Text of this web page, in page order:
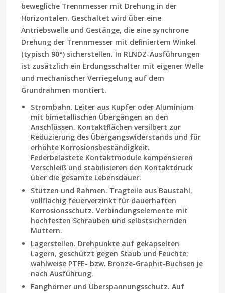
bewegliche Trennmesser mit Drehung in der
Horizontalen. Geschaltet wird über eine
Antriebswelle und Gestänge, die eine synchrone
Drehung der Trennmesser mit definiertem Winkel
(typisch 90°) sicherstellen. In RLNDZ-Ausführungen
ist zusätzlich ein Erdungsschalter mit eigener Welle
und mechanischer Verriegelung auf dem
Grundrahmen montiert.
Strombahn. Leiter aus Kupfer oder Aluminium
mit bimetallischen Übergängen an den
Anschlüssen. Kontaktflächen versilbert zur
Reduzierung des Übergangswiderstands und für
erhöhte Korrosionsbeständigkeit.
Federbelastete Kontaktmodule kompensieren
Verschleiß und stabilisieren den Kontaktdruck
über die gesamte Lebensdauer.
Stützen und Rahmen. Tragteile aus Baustahl,
vollflächig feuerverzinkt für dauerhaften
Korrosionsschutz. Verbindungselemente mit
hochfesten Schrauben und selbstsichernden
Muttern.
Lagerstellen. Drehpunkte auf gekapselten
Lagern, geschützt gegen Staub und Feuchte;
wahlweise PTFE- bzw. Bronze-Graphit-Buchsen je
nach Ausführung.
Fanghörner und Überspannungsschutz. Auf